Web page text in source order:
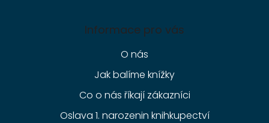
Informace pro vás
O nás
Jak balíme knížky
Co o nás říkají zákazníci
Oslava 1. narozenin knihkupectví